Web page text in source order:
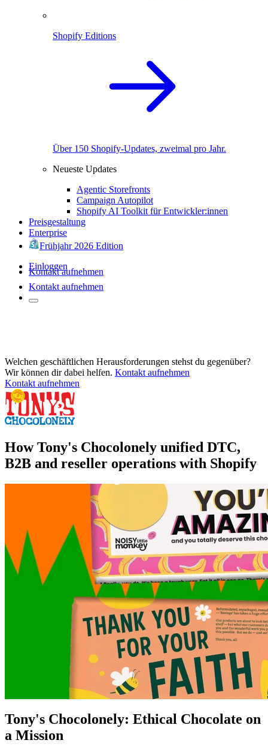
Shopify Editions
Über 150 Shopify-Updates, zweimal pro Jahr.
Neueste Updates
Agentic Storefronts
Campaign Autopilot
Shopify AI Toolkit für Entwickler:innen
Preisgestaltung
Enterprise
Frühjahr 2026 Edition
Einloggen
Kontakt aufnehmen
Kontakt aufnehmen
Welchen geschäftlichen Herausforderungen stehst du gegenüber?
Wir können dir dabei helfen. Kontakt aufnehmen
Kontakt aufnehmen
How Tony's Chocolonely unified DTC,
B2B and reseller operations with Shopify
Tony's Chocolonely: Ethical Chocolate on
a Mission